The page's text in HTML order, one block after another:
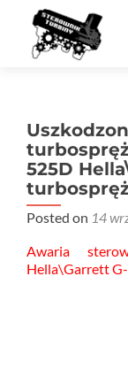
525D
Posted on 14
Awaria
Hella\Garrett